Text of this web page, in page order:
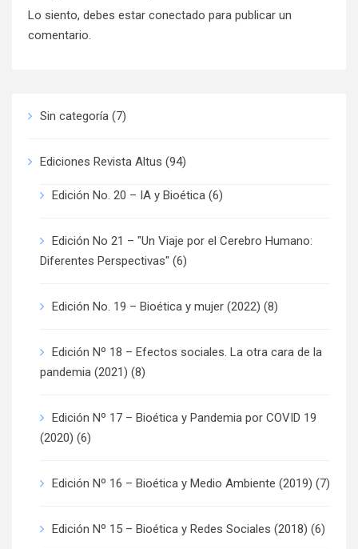
Lo siento, debes estar conectado para publicar un
comentario.
Sin categoría (7)
Ediciones Revista Altus (94)
Edición No. 20 – IA y Bioética (6)
Edición No 21 – "Un Viaje por el Cerebro Humano:
Diferentes Perspectivas" (6)
Edición No. 19 – Bioética y mujer (2022) (8)
Edición Nº 18 – Efectos sociales. La otra cara de la
pandemia (2021) (8)
Edición Nº 17 – Bioética y Pandemia por COVID 19
(2020) (6)
Edición Nº 16 – Bioética y Medio Ambiente (2019) (7)
Edición Nº 15 – Bioética y Redes Sociales (2018) (6)